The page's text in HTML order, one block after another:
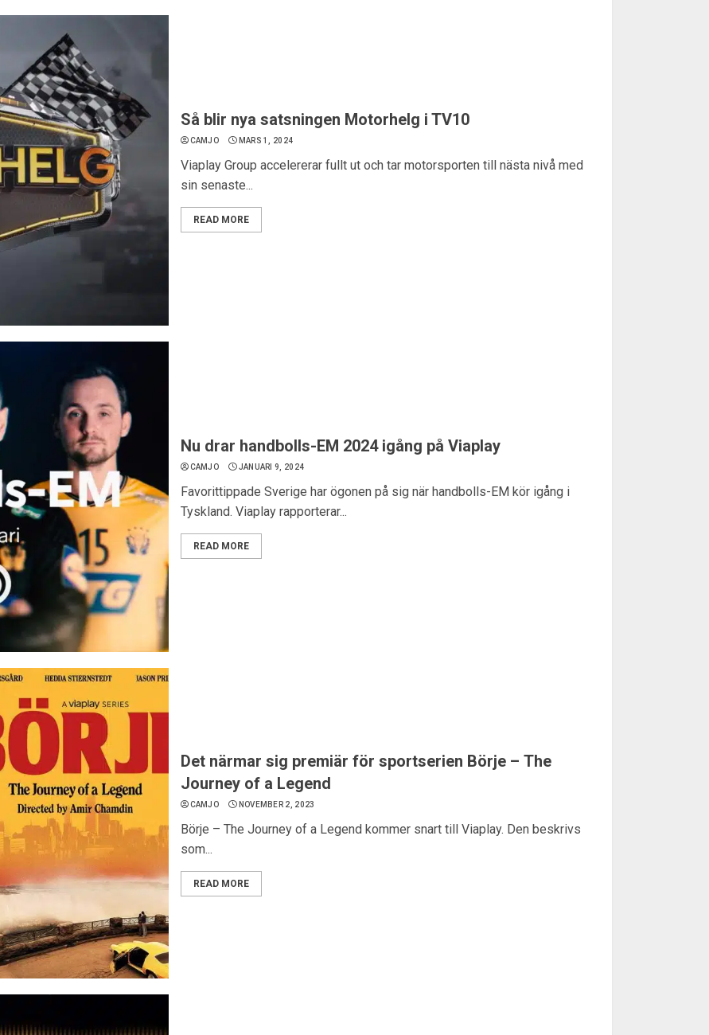
Så blir nya satsningen Motorhelg i TV10
CAMJO MARS 1, 2024
Viaplay Group accelererar fullt ut och tar motorsporten till nästa nivå med
sin senaste...
READ MORE
Nu drar handbolls-EM 2024 igång på Viaplay
CAMJO JANUARI 9, 2024
Favorittippade Sverige har ögonen på sig när handbolls-EM kör igång i
Tyskland. Viaplay rapporterar...
READ MORE
Det närmar sig premiär för sportserien Börje – The
Journey of a Legend
CAMJO NOVEMBER 2, 2023
Börje – The Journey of a Legend kommer snart till Viaplay. Den beskrivs
som...
READ MORE